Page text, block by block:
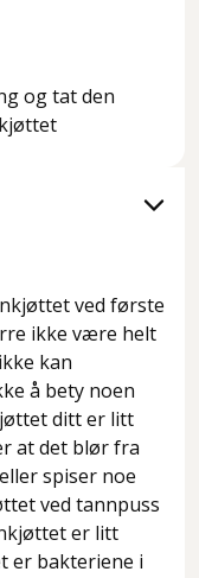
og tat den
ved første
ikke være helt
kan
å bety noen
ditt er litt
at det blør fra
spiser noe
ved tannpuss
er litt
er bakteriene i